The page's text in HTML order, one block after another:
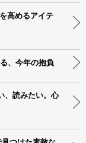
高めるアイテ
、今年の抱負
、読みたい。心